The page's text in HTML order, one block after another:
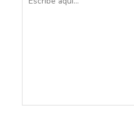
aquí...